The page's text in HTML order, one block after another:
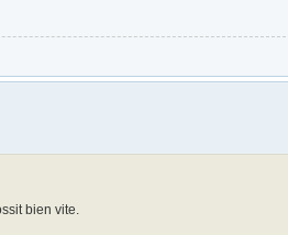
bien vite.